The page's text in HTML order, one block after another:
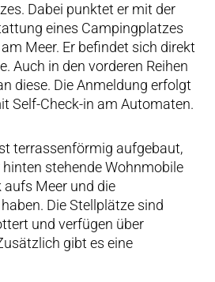
Dabei punktet er mit der
eines Campingplatzes
Meer. Er befindet sich direkt
Auch in den vorderen Reihen
diese. Die Anmeldung erfolgt
Self-Check-in am Automaten.
terrassenförmig aufgebaut,
stehende Wohnmobile
aufs Meer und die
Die Stellplätze sind
und verfügen über
gibt es eine